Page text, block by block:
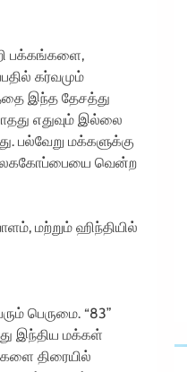
பக்கங்களை,
கர்வமும்
இந்த தேசத்து
எதுவும் இல்லை
பல்வேறு மக்களுக்கு
உலககோப்பையை வென்ற
மற்றும் ஹிந்தியில்
பெருமை. “83”
இந்திய மக்கள்
திரையில்